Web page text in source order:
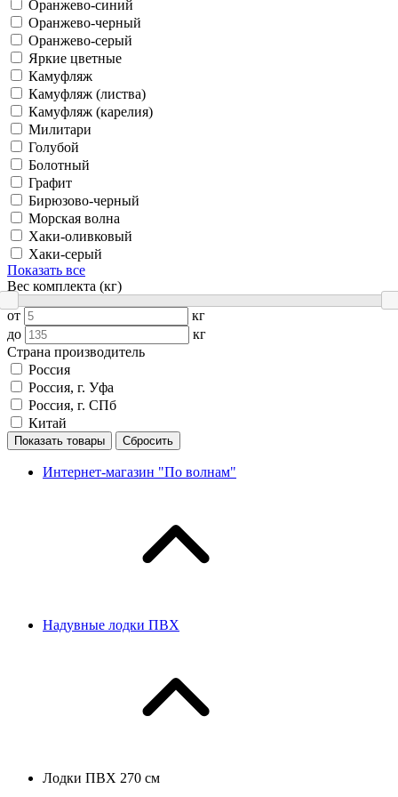
Оранжево-синий
Оранжево-черный
Оранжево-серый
Яркие цветные
Камуфляж
Камуфляж (листва)
Камуфляж (карелия)
Милитари
Голубой
Болотный
Графит
Бирюзово-черный
Морская волна
Хаки-оливковый
Хаки-серый
Показать все
Вес комплекта (кг)
от
кг
до
кг
Страна производитель
Россия
Россия, г. Уфа
Россия, г. СПб
Китай
Показать товары Сбросить
Интернет-магазин "По волнам"
Надувные лодки ПВХ
Лодки ПВХ 270 см